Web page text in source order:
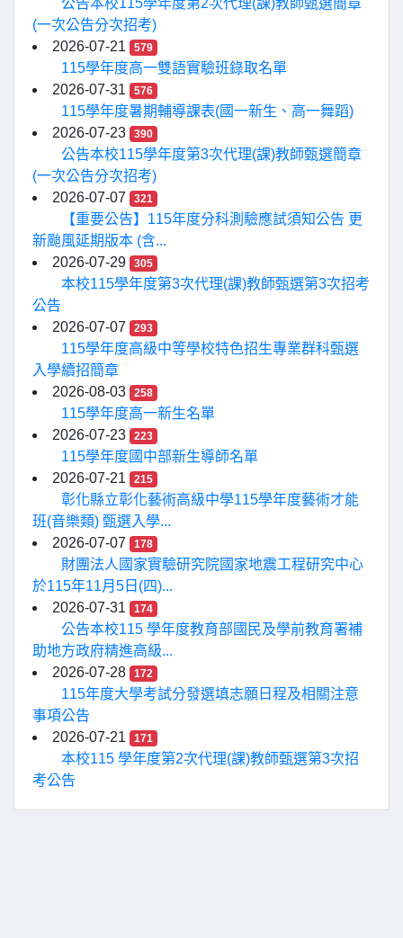
公告本校115學年度第2次代理(課)教師甄選簡章
(一次公告分次招考)
2026-07-21
579
115學年度高一雙語實驗班錄取名單
2026-07-31
576
115學年度暑期輔導課表(國一新生、高一舞蹈)
2026-07-23
390
公告本校115學年度第3次代理(課)教師甄選簡章
(一次公告分次招考)
2026-07-07
321
【重要公告】115年度分科測驗應試須知公告 更
新颱風延期版本 (含...
2026-07-29
305
本校115學年度第3次代理(課)教師甄選第3次招考
公告
2026-07-07
293
115學年度高級中等學校特色招生專業群科甄選
入學續招簡章
2026-08-03
258
115學年度高一新生名單
2026-07-23
223
115學年度國中部新生導師名單
2026-07-21
215
彰化縣立彰化藝術高級中學115學年度藝術才能
班(音樂類) 甄選入學...
2026-07-07
178
財團法人國家實驗研究院國家地震工程研究中心
於115年11月5日(四)...
2026-07-31
174
公告本校115 學年度教育部國民及學前教育署補
助地方政府精進高級...
2026-07-28
172
115年度大學考試分發選填志願日程及相關注意
事項公告
2026-07-21
171
本校115 學年度第2次代理(課)教師甄選第3次招
考公告